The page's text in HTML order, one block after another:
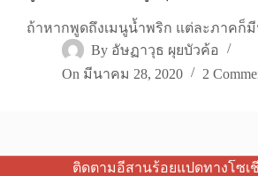
ถ้าหากพูดถึงเมนูน้ำพริก แต่ละภาคก็
By อัษฏาวุธ ผุยบัวค้อ
On มีนาคม 28, 2020 2
ติดตามอีสานร้อยแปดทางโซเ